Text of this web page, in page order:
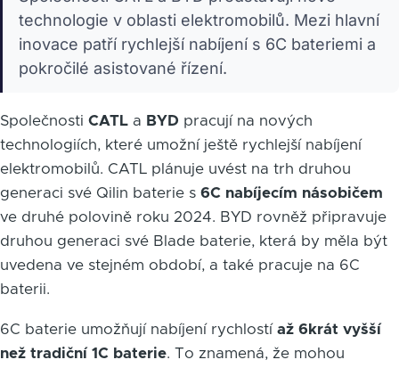
technologie v oblasti elektromobilů. Mezi hlavní
inovace patří rychlejší nabíjení s 6C bateriemi a
pokročilé asistované řízení.
Společnosti CATL a BYD pracují na nových
technologiích, které umožní ještě rychlejší nabíjení
elektromobilů. CATL plánuje uvést na trh druhou
generaci své Qilin baterie s 6C nabíjecím násobičem
ve druhé polovině roku 2024. BYD rovněž připravuje
druhou generaci své Blade baterie, která by měla být
uvedena ve stejném období, a také pracuje na 6C
baterii.
6C baterie umožňují nabíjení rychlostí až 6krát vyšší
než tradiční 1C baterie. To znamená, že mohou